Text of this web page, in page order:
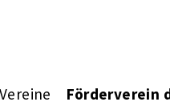
Vereine Förderverein